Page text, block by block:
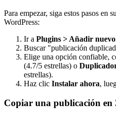
Para empezar, siga estos pasos en
WordPress:
Ir a Plugins > Añadir nuevo
Buscar "publicación
Elige una opción confiable,
(4.7/5 estrellas) o
estrellas).
Haz clic Instalar ahora,
Copiar una publicación en